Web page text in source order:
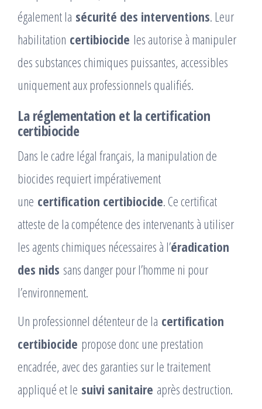
également la sécurité des interventions. Leur
habilitation certibiocide les autorise à manipuler
des substances chimiques puissantes, accessibles
uniquement aux professionnels qualifiés.
La réglementation et la certification
certibiocide
Dans le cadre légal français, la manipulation de
biocides requiert impérativement
une certification certibiocide. Ce certificat
atteste de la compétence des intervenants à utiliser
les agents chimiques nécessaires à l’éradication
des nids sans danger pour l’homme ni pour
l’environnement.
Un professionnel détenteur de la certification
certibiocide propose donc une prestation
encadrée, avec des garanties sur le traitement
appliqué et le suivi sanitaire après destruction.